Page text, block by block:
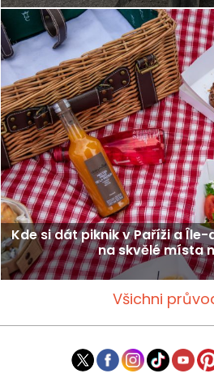
Kde si dát piknik v Paříži a
na skvělé místa
Všichni